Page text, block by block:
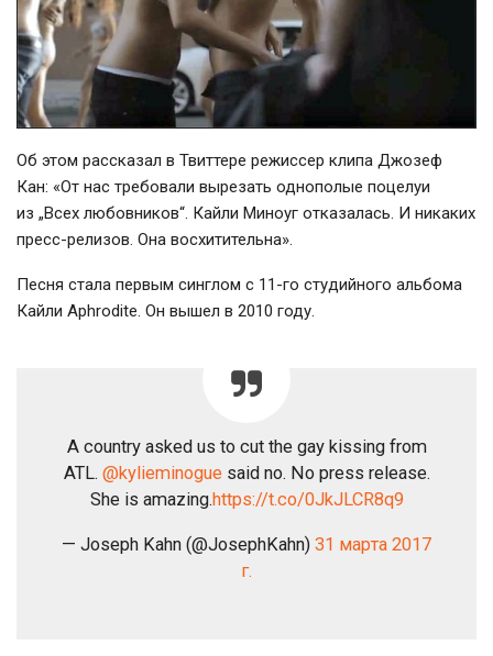
Об этом рассказал в Твиттере режиссер клипа Джозеф
Кан: «От нас требовали вырезать однополые поцелуи
из „Всех любовников“. Кайли Миноуг отказалась. И никаких
пресс-релизов. Она восхитительна».
Песня стала первым синглом с 11-го студийного альбома
Кайли Aphrodite. Он вышел в 2010 году.
A country asked us to cut the gay kissing from
ATL. @kylieminoguesaid no. No press release.
She is amazing.https://t.co/0JkJLCR8q9
— Joseph Kahn (@JosephKahn) 31 марта 2017
г.